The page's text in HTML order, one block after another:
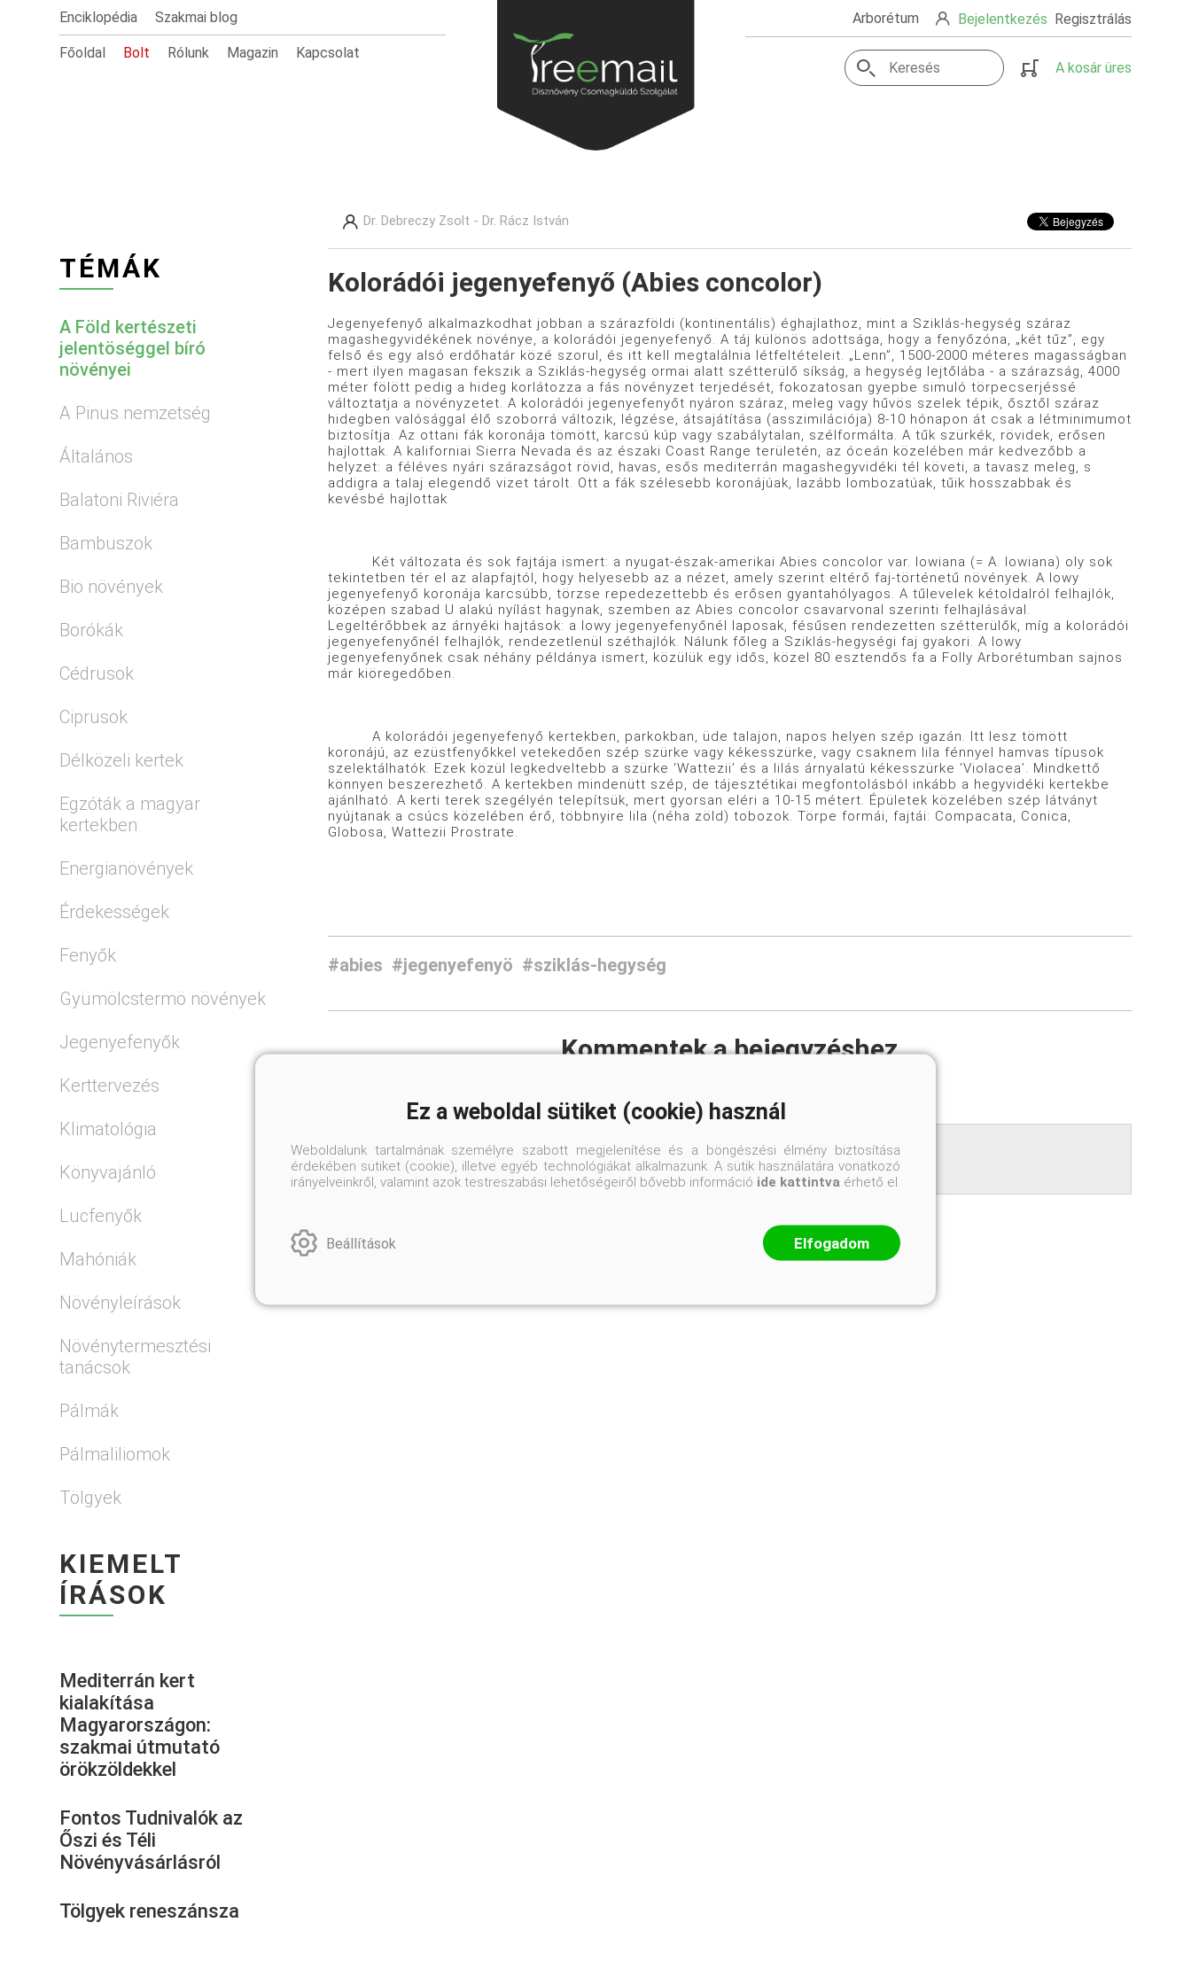
Enciklopédia Szakmai blog
Főoldal Bolt Rólunk Magazin Kapcsolat
Arborétum Bejelentkezés Regisztrálás
A kosár üres
TÉMÁK
A Föld kertészeti
jelentöséggel bíró
növényei
A Pinus nemzetség
Általános
Balatoni Riviéra
Bambuszok
Bio növények
Borókák
Cédrusok
Ciprusok
Délközeli kertek
Egzóták a magyar
kertekben
Energianövények
Érdekességek
Fenyők
Gyümölcstermö növények
Jegenyefenyők
Kerttervezés
Klimatológia
Könyvajánló
Lucfenyők
Mahóniák
Növényleírások
Növénytermesztési
tanácsok
Pálmák
Pálmaliliomok
Tölgyek
KIEMELT
ÍRÁSOK
Mediterrán kert
kialakítása
Magyarországon:
szakmai útmutató
örökzöldekkel
Fontos Tudnivalók az
Őszi és Téli
Növényvásárlásról
Tölgyek reneszánsza
Dr. Debreczy Zsolt - Dr. Rácz István
Kolorádói jegenyefenyő (Abies concolor)
Jegenyefenyő alkalmazkodhat jobban a szárazföldi (kontinentális) éghajlathoz, mint a Sziklás-hegység száraz
magashegyvidékének növénye, a kolorádói jegenyefenyő. A táj különös adottsága, hogy a fenyőzóna, „két tűz”, egy
felső és egy alsó erdőhatár közé szorul, és itt kell megtalálnia létfeltételeit. „Lenn”, 1500-2000 méteres magasságban
- mert ilyen magasan fekszik a Sziklás-hegység ormai alatt szétterülő síkság, a hegység lejtőlába - a szárazság, 4000
méter fölött pedig a hideg korlátozza a fás növényzet terjedését, fokozatosan gyepbe simuló törpecserjéssé
változtatja a növényzetet. A kolorádói jegenyefenyőt nyáron száraz, meleg vagy hűvös szelek tépik, ősztől száraz
hidegben valósággal élő szoborrá változik, légzése, átsajátítása (asszimilációja) 8-10 hónapon át csak a létminimumot
biztosítja. Az ottani fák koronája tömött, karcsú kúp vagy szabálytalan, szélformálta. A tűk szürkék, rövidek, erősen
hajlottak. A kaliforniai Sierra Nevada és az északi Coast Range területén, az óceán közelében már kedvezőbb a
helyzet: a féléves nyári szárazságot rövid, havas, esős mediterrán magashegyvidéki tél követi, a tavasz meleg, s
addigra a talaj elegendő vizet tárolt. Ott a fák szélesebb koronájúak, lazább lombozatúak, tűik hosszabbak és
kevésbé hajlottak
Két változata és sok fajtája ismert: a nyugat-észak-amerikai Abies concolor var. lowiana (= A. lowiana) oly sok
tekintetben tér el az alapfajtól, hogy helyesebb az a nézet, amely szerint eltérő faj-történetű növények. A lowy
jegenyefenyő koronája karcsúbb, törzse repedezettebb és erősen gyantahólyagos. A tűlevelek kétoldalról felhajlók,
középen szabad U alakú nyílást hagynak, szemben az Abies concolor csavarvonal szerinti felhajlásával.
Legeltérőbbek az árnyéki hajtások: a lowy jegenyefenyőnél laposak, fésűsen rendezetten szétterülők, míg a kolorádói
jegenyefenyőnél felhajlók, rendezetlenül széthajlók. Nálunk főleg a Sziklás-hegységi faj gyakori. A lowy
jegenyefenyőnek csak néhány példánya ismert, közülük egy idős, közel 80 esztendős fa a Folly Arborétumban sajnos
már kiöregedőben.
A kolorádói jegenyefenyő kertekben, parkokban, üde talajon, napos helyen szép igazán. Itt lesz tömött
koronájú, az ezüstfenyőkkel vetekedően szép szürke vagy kékesszürke, vagy csaknem lila fénnyel hamvas típusok
szelektálhatók. Ezek közül legkedveltebb a szürke ‘Wattezii’ és a lilás árnyalatú kékesszürke ‘Violacea’. Mindkettő
könnyen beszerezhető. A kertekben mindenütt szép, de tájesztétikai megfontolásból inkább a hegyvidéki kertekbe
ajánlható. A kerti terek szegélyén telepítsük, mert gyorsan eléri a 10-15 métert. Épületek közelében szép látványt
nyújtanak a csúcs közelében érő, többnyire lila (néha zöld) tobozok. Törpe formái, fajtái: Compacata, Conica,
Globosa, Wattezii Prostrate.
#abies #jegenyefenyö #sziklás-hegység
Kommentek a bejegyzéshez
Ez a weboldal sütiket (cookie) használ
Weboldalunk tartalmának személyre szabott megjelenítése és a böngészési élmény biztosítása
érdekében sütiket (cookie), illetve egyéb technológiákat alkalmazunk. A sütik használatára vonatkozó
irányelveinkről, valamint azok testreszabási lehetőségeiről bővebb információ ide kattintva érhető el.
Beállítások Elfogadom